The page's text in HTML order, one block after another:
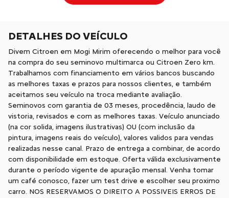
DETALHES DO VEÍCULO
Divem Citroen em Mogi Mirim oferecendo o melhor para você
na compra do seu seminovo multimarca ou Citroen Zero km.
Trabalhamos com financiamento em vários bancos buscando
as melhores taxas e prazos para nossos clientes, e também
aceitamos seu veículo na troca mediante avaliação.
Seminovos com garantia de 03 meses, procedência, laudo de
vistoria, revisados e com as melhores taxas. Veículo anunciado
(na cor solida, imagens ilustrativas) OU (com inclusão da
pintura, imagens reais do veículo), valores validos para vendas
realizadas nesse canal. Prazo de entrega a combinar, de acordo
com disponibilidade em estoque. Oferta válida exclusivamente
durante o período vigente de apuração mensal. Venha tomar
um café conosco, fazer um test drive e escolher seu proximo
carro. NOS RESERVAMOS O DIREITO A POSSIVEIS ERROS DE